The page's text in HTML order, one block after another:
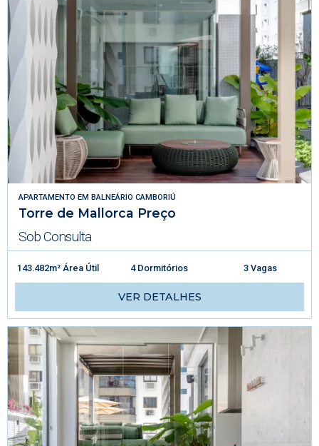
APARTAMENTO EM BALNEÁRIO CAMBORIÚ
Torre de Mallorca Preço
Sob Consulta
143.482m² Área Útil 4 Dormitórios 3 Vagas
VER DETALHES